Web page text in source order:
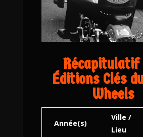
Récapitulatif
Éditions Clés
Wheels
Année(s)
Ville /
Lieu